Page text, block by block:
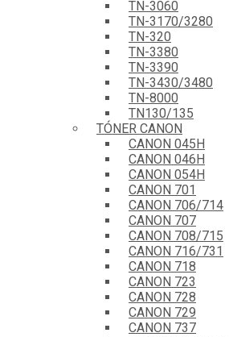
TN-3060
TN-3170/3280
TN-320
TN-3380
TN-3390
TN-3430/3480
TN-8000
TN130/135
TÓNER CANON
CANON 045H
CANON 046H
CANON 054H
CANON 701
CANON 706/714
CANON 707
CANON 708/715
CANON 716/731
CANON 718
CANON 723
CANON 728
CANON 729
CANON 737